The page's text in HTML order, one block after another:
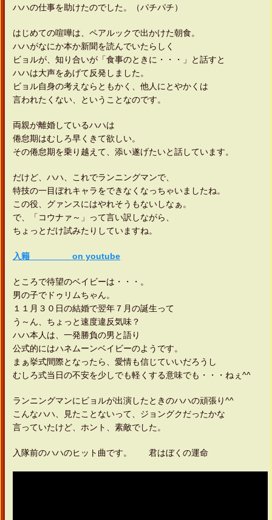
ハハの仕事を助けたのでした。（パチパチ）
はじめての喧嘩は、ペアルックで出かけた朝食。
ハハがなにか本か新聞を読んでいたらしく
ビョルが、知り合いが「食事のときに・・・」と話すと
ハハは大声をあげて反発しました。
ビョル自身の考えならともかく、他人にとやかくは
言われたくない、ということなのです。
両親が離婚しているハハは
倦怠期はむしろ早くきて欲しい。
その倦怠期を乗り越えて、添い遂げたいと話しています。
だけど、ハハ、これでランニングマンで、
特技の一目ぼれキャラをできなくなっちゃいましたね。
この役、グァンスにはやれそうもないしなぁ。
で、「コウナァ～」って言い訳しながら、
ちょっとだけ試みたりしていますね。
入籍 on youtube
ところで待望のベイビーは・・・。
男の子でドゥリムちゃん。
１１月３０日の結婚で翌年７月の誕生って
う～ん、ちょっと速度違反気味？
ハハ本人は、一発勝負の男と語り
公式的にはハネムーンベイビーのようです。
まぁ挙式間際となったら、愛情も信じていいだろうし
むしろ式当日の不安を少しでも軽くする意味でも・・・ねぇ^^
ランニングマンにビョルが出演したときのハハの頑張り^^
こんなハハ、見たことないって、ジョングクだったかな
言っていたけど、ホント、素敵でした。
入隊前のハハのヒット曲です。 君はぼくの運命